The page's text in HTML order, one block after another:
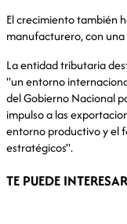
El crecimiento también
manufacturero, con
La entidad tributaria
"un entorno
del Gobierno Nacional
impulso a las
entorno productivo y el
estratégicos".
TE PUEDE